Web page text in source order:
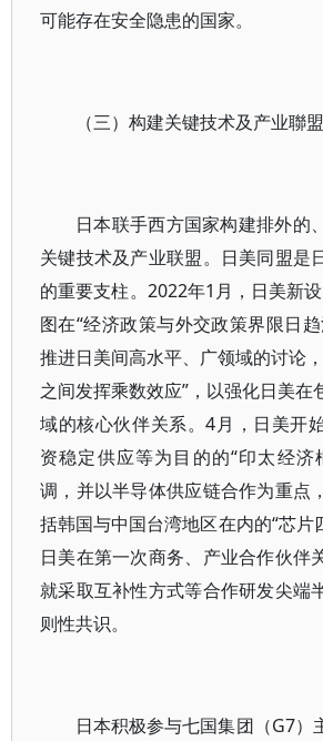
可能存在安全隐患的国家。
（三）构建关键技术及产业聯盟
日本联手西方国家构建排外的
关键技术及产业联盟。日美同盟是
的重要支柱。2022年1月，日美新
图在“经济政策与外交政策界限日趋
推进日美间高水平、广领域的讨论
之间发挥乘数效应”，以强化日美在
域的核心伙伴关系。4月，日美开
资稳定供应等为目的的“印太经济
调，并以半导体供应链合作为重点
括韩国与中国台湾地区在内的“芯片
日美在第一次商务、产业合作伙伴
就采取互补性方式等合作研发尖端
则性共识。
日本积极参与七国集团（G7）